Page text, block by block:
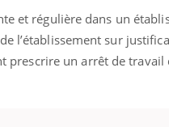
et régulière dans un
l’établissement sur
prescrire un arrêt de travail